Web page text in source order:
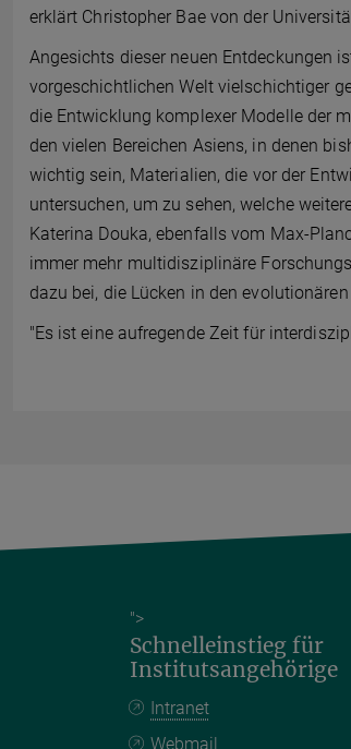
erklärt Christopher Bae von der
Angesichts dieser neuen Entdeckungen
vorgeschichtlichen Welt vielschichtiger
die Entwicklung komplexer Modelle der
den vielen Bereichen Asiens, in denen
wichtig sein, Materialien, die vor der
untersuchen, um zu sehen, welche
Katerina Douka, ebenfalls vom Max-
immer mehr multidisziplinäre
dazu bei, die Lücken in den
"Es ist eine aufregende Zeit für
">
Schnelleinstieg für
Institutsangehörige
Intranet
Webmail